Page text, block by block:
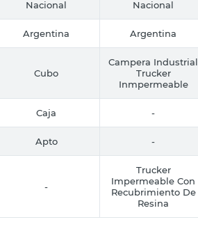
Nacional Nacional
Argentina Argentina
Cubo
Campera Industrial
Trucker
Inmpermeable
Caja -
Apto -
-
Trucker
Impermeable Con
Recubrimiento De
Resina